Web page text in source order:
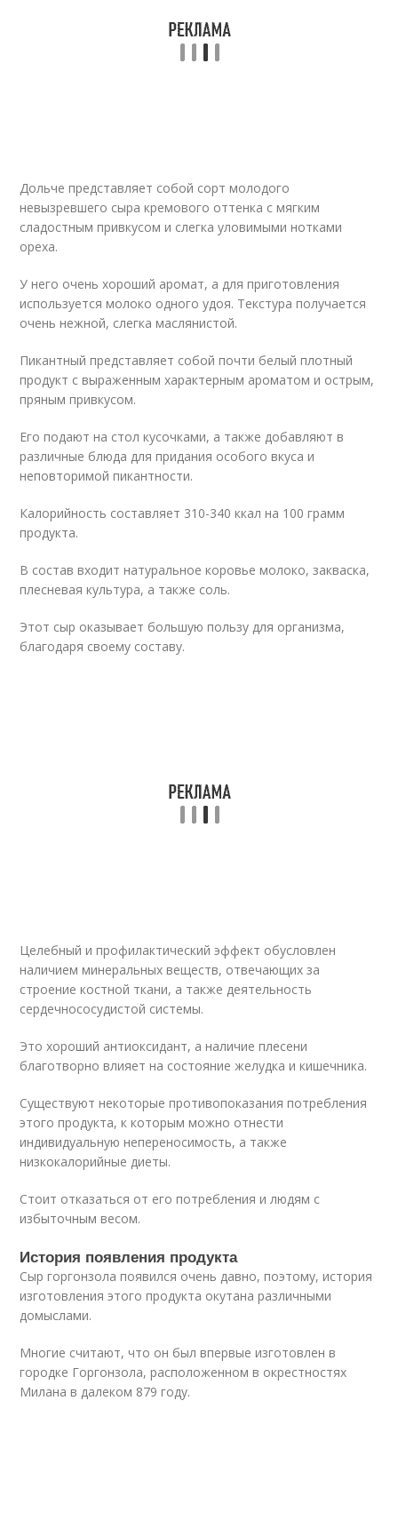
Дольче представляет собой сорт молодого
невызревшего сыра кремового оттенка с мягким
сладостным привкусом и слегка уловимыми нотками
ореха.
У него очень хороший аромат, а для приготовления
используется молоко одного удоя. Текстура получается
очень нежной, слегка маслянистой.
Пикантный представляет собой почти белый плотный
продукт с выраженным характерным ароматом и острым,
пряным привкусом.
Его подают на стол кусочками, а также добавляют в
различные блюда для придания особого вкуса и
неповторимой пикантности.
Калорийность составляет 310-340 ккал на 100 грамм
продукта.
В состав входит натуральное коровье молоко, закваска,
плесневая культура, а также соль.
Этот сыр оказывает большую пользу для организма,
благодаря своему составу.
Целебный и профилактический эффект обусловлен
наличием минеральных веществ, отвечающих за
строение костной ткани, а также деятельность
сердечнососудистой системы.
Это хороший антиоксидант, а наличие плесени
благотворно влияет на состояние желудка и кишечника.
Существуют некоторые противопоказания потребления
этого продукта, к которым можно отнести
индивидуальную непереносимость, а также
низкокалорийные диеты.
Стоит отказаться от его потребления и людям с
избыточным весом.
История появления продукта
Сыр горгонзола появился очень давно, поэтому, история
изготовления этого продукта окутана различными
домыслами.
Многие считают, что он был впервые изготовлен в
городке Горгонзола, расположенном в окрестностях
Милана в далеком 879 году.